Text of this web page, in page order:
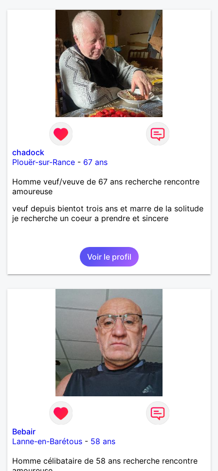
chadock
Plouër-sur-Rance - 67 ans
Homme veuf/veuve de 67 ans recherche rencontre
amoureuse
veuf depuis bientot trois ans et marre de la solitude
je recherche un coeur a prendre et sincere
Voir le profil
Bebair
Lanne-en-Barétous - 58 ans
Homme célibataire de 58 ans recherche rencontre